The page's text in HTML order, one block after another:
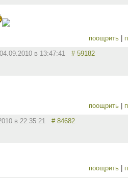
поощрить
04.09.2010 в 13:47:41 # 59182
поощрить
в 22:35:21 # 84682
поощрить